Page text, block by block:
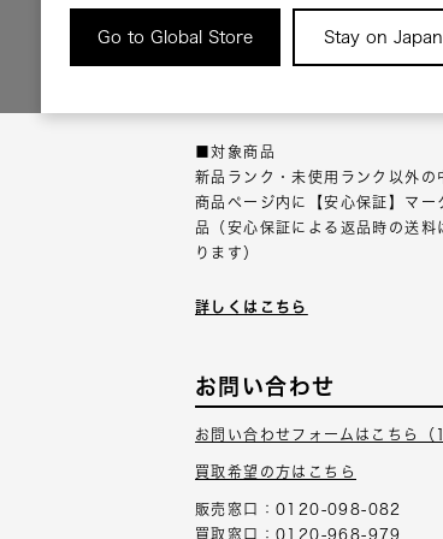
Go to Global Store Stay on
返品について
■対象商品
新品ランク・未使用ランク以外の
商品ページ内に【安心保証】マー
品（安心保証による返品時の送料
ります）
詳しくはこちら
お問い合わせ
お問い合わせフォームはこちら
買取希望の方はこちら
販売窓口：0120-098-082
買取窓口：0120-968-979